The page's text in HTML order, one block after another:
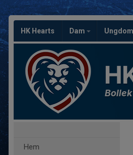
HK Hearts Dam Ungdom
Hem